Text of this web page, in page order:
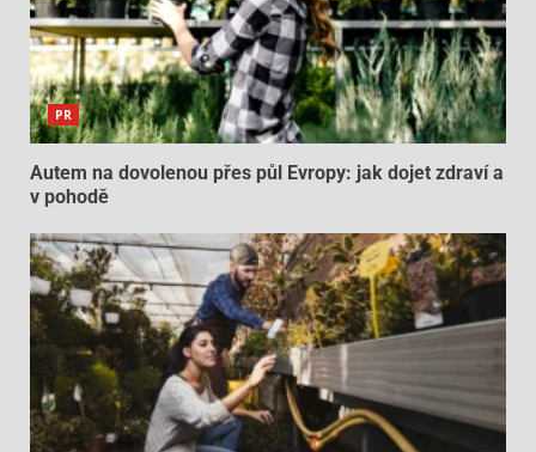
PR
Autem na dovolenou přes půl Evropy: jak dojet zdraví a
v pohodě